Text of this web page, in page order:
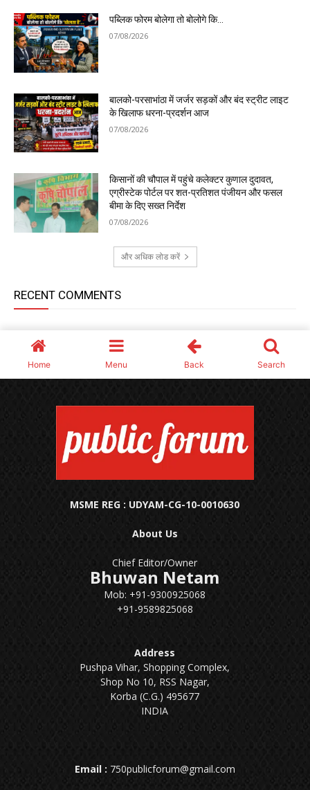
MSME REG : UDYAM-CG-10-0010630
About Us
Chief Editor/Owner
Bhuwan Netam
Mob: +91-9300925068
+91-9589825068
Address
Pushpa Vihar, Shopping Complex,
Shop No 10, RSS Nagar,
Korba (C.G.) 495677
INDIA
Email : 750publicforum@gmail.com